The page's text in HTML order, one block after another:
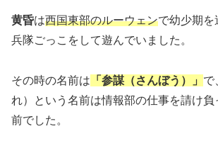
黄昏は西国東部のルーウェンで幼少期を
兵隊ごっこをして遊んでいました。
その時の名前は 「参謀（さんぼう）」 で
れ）という名前は情報部の仕事を請け負
前でした。